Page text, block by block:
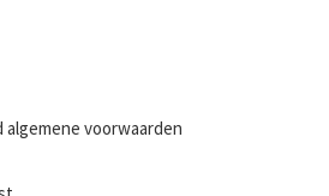
algemene voorwaarden